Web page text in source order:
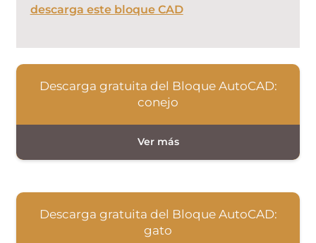
descarga este bloque CAD
Descarga gratuita del Bloque AutoCAD:
conejo
Descarga gratuita del Bloque AutoCAD:
gato